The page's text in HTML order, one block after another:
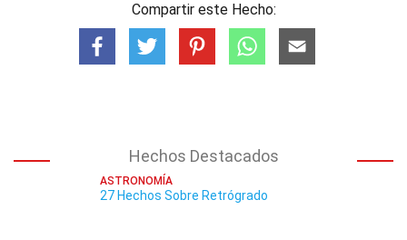
Compartir este Hecho:
Hechos Destacados
ASTRONOMÍA
27 Hechos Sobre Retrógrado